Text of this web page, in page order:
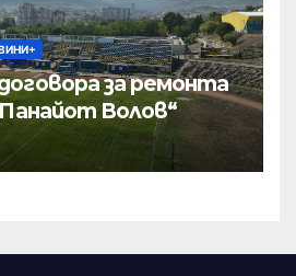
за ремонта
Волов“